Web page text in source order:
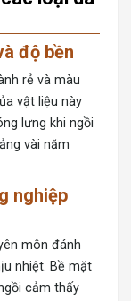
độ bền
rẻ và màu
vật liệu này
lưng khi ngồi
vài năm
nghiệp
môn đánh
nhiệt. Bề mặt
cảm thấy